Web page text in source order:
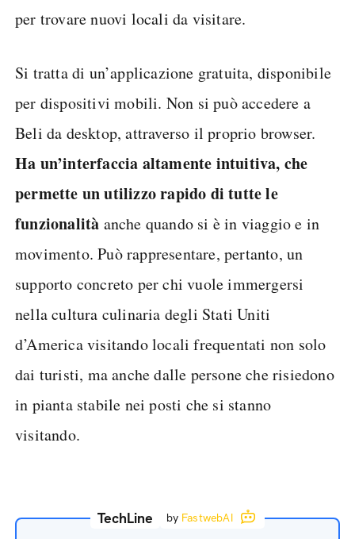
per trovare nuovi locali da visitare.
Si tratta di un’applicazione gratuita, disponibile
per dispositivi mobili. Non si può accedere a
Beli da desktop, attraverso il proprio browser.
Ha un’interfaccia altamente intuitiva, che
permette un utilizzo rapido di tutte le
funzionalità anche quando si è in viaggio e in
movimento. Può rappresentare, pertanto, un
supporto concreto per chi vuole immergersi
nella cultura culinaria degli Stati Uniti
d’America visitando locali frequentati non solo
dai turisti, ma anche dalle persone che risiedono
in pianta stabile nei posti che si stanno
visitando.
TechLine by FastwebAI